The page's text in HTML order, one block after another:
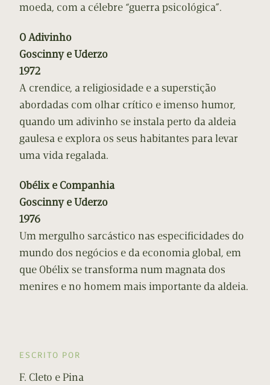
moeda, com a célebre “guerra psicológica”.
O Adivinho
Goscinny e Uderzo
1972
A crendice, a religiosidade e a superstição
abordadas com olhar crítico e imenso humor,
quando um adivinho se instala perto da aldeia
gaulesa e explora os seus habitantes para levar
uma vida regalada.
Obélix e Companhia
Goscinny e Uderzo
1976
Um mergulho sarcástico nas especificidades do
mundo dos negócios e da economia global, em
que Obélix se transforma num magnata dos
menires e no homem mais importante da aldeia.
ESCRITO POR
F. Cleto e Pina